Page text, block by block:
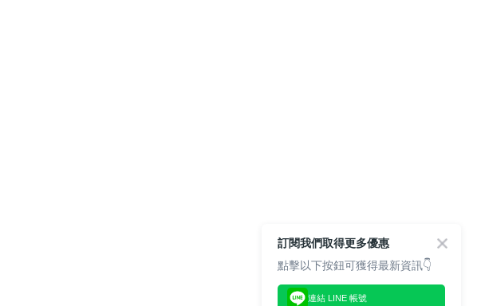
訂閱我們取得更多優惠
點擊以下按鈕可獲得最新資訊👇
連結 LINE 帳號